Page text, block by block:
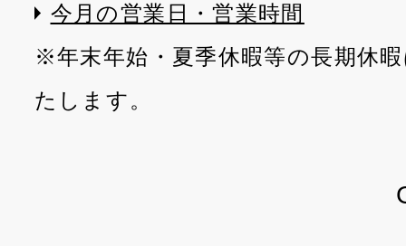
今月の営業日・営業時間
※年末年始・夏季休暇等の長期休
たします。